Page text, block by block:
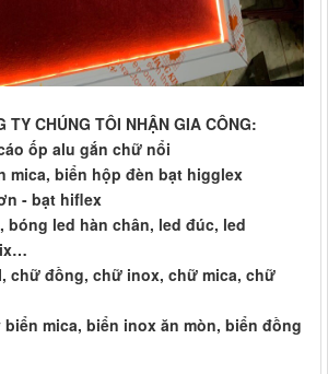
CHÚNG TÔI NHẬN GIA CÔNG:
ốp alu gắn chữ nổi
mica, biển hộp đèn bạt higglex
- bạt hiflex
bóng led hàn chân, led đúc, led
chữ đồng, chữ inox, chữ mica, chữ
mica, biển inox ăn mòn, biển đồng